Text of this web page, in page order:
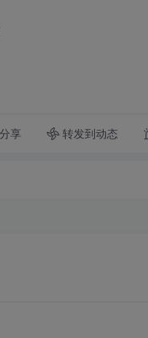
分享 转发到动态